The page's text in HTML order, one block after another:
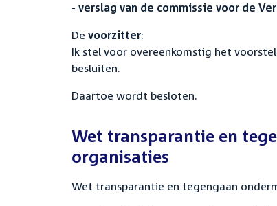
- verslag van de commissie voor de
De voorzitter:
Ik stel voor overeenkomstig het
besluiten.
Daartoe wordt besloten.
Wet transparantie en
organisaties
Wet transparantie en tegengaan